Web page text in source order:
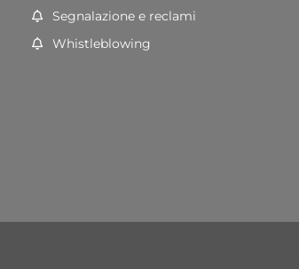
Segnalazione e reclami
Whistleblowing